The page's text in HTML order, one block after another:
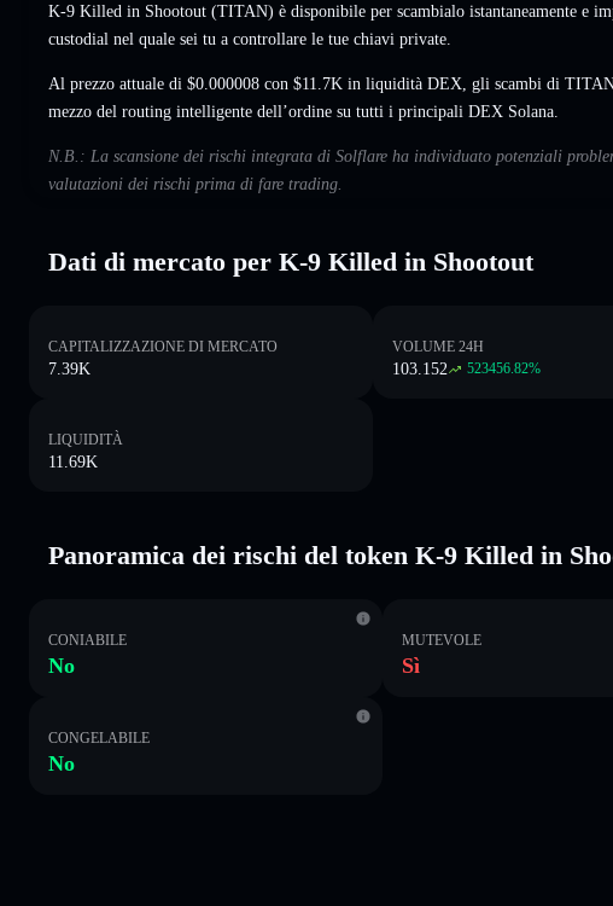
K-9 Killed in Shootout (TITAN) è disponibile per scambialo istantaneamente e
custodial nel quale sei tu a controllare le tue chiavi private.
Al prezzo attuale di $0.000008 con $11.7K in liquidità DEX, gli scambi di
mezzo del routing intelligente dell’ordine su tutti i principali DEX Solana.
N.B.: La scansione dei rischi integrata di Solflare ha individuato potenziali
valutazioni dei rischi prima di fare trading.
Dati di mercato per K-9 Killed in Shootout
CAPITALIZZAZIONE DI MERCATO
7.39K
VOLUME 24H
103.152 523456.82%
LIQUIDITÀ
11.69K
Panoramica dei rischi del token K-9 Killed in
CONIABILE
No
MUTEVOLE
Sì
CONGELABILE
No